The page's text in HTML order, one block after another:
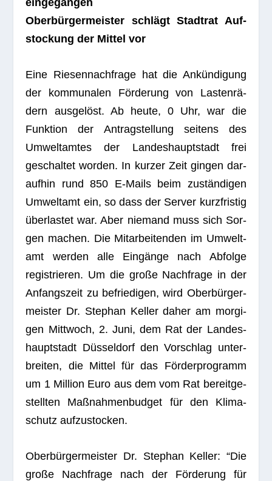
Ober­bür­ger­meis­ter schlägt Stadt­rat Auf­
sto­ckung der Mit­tel vor
Eine Rie­sen­nach­frage hat die Ankün­di­gung
der kom­mu­na­len För­de­rung von Las­ten­rä­
dern aus­ge­löst. Ab heute, 0 Uhr, war die
Funk­tion der Antrag­stel­lung sei­tens des
Umwelt­am­tes der Lan­des­haupt­stadt frei
geschal­tet wor­den. In kur­zer Zeit gin­gen dar­
auf­hin rund 850 E‑Mails beim zustän­di­gen
Umwelt­amt ein, so dass der Ser­ver kurz­fris­tig
über­las­tet war. Aber nie­mand muss sich Sor­
gen machen. Die Mit­ar­bei­ten­den im Umwelt­
amt wer­den alle Ein­gänge nach Abfolge
regis­trie­ren. Um die große Nach­frage in der
Anfangs­zeit zu befrie­di­gen, wird Ober­bür­ger­
meis­ter Dr. Ste­phan Kel­ler daher am mor­gi­
gen Mitt­woch, 2. Juni, dem Rat der Lan­des­
haupt­stadt Düs­sel­dorf den Vor­schlag unter­
brei­ten, die Mit­tel für das För­der­pro­gramm
um 1 Mil­lion Euro aus dem vom Rat bereit­ge­
stell­ten Maß­nah­men­bud­get für den Kli­ma­
schutz aufzustocken.
Ober­bür­ger­meis­ter Dr. Ste­phan Kel­ler: “Die
große Nach­frage nach der För­de­rung für